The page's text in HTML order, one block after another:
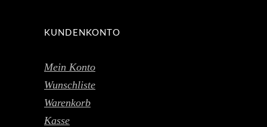
KUNDENKONTO
Mein Konto
Wunschliste
Warenkorb
Kasse